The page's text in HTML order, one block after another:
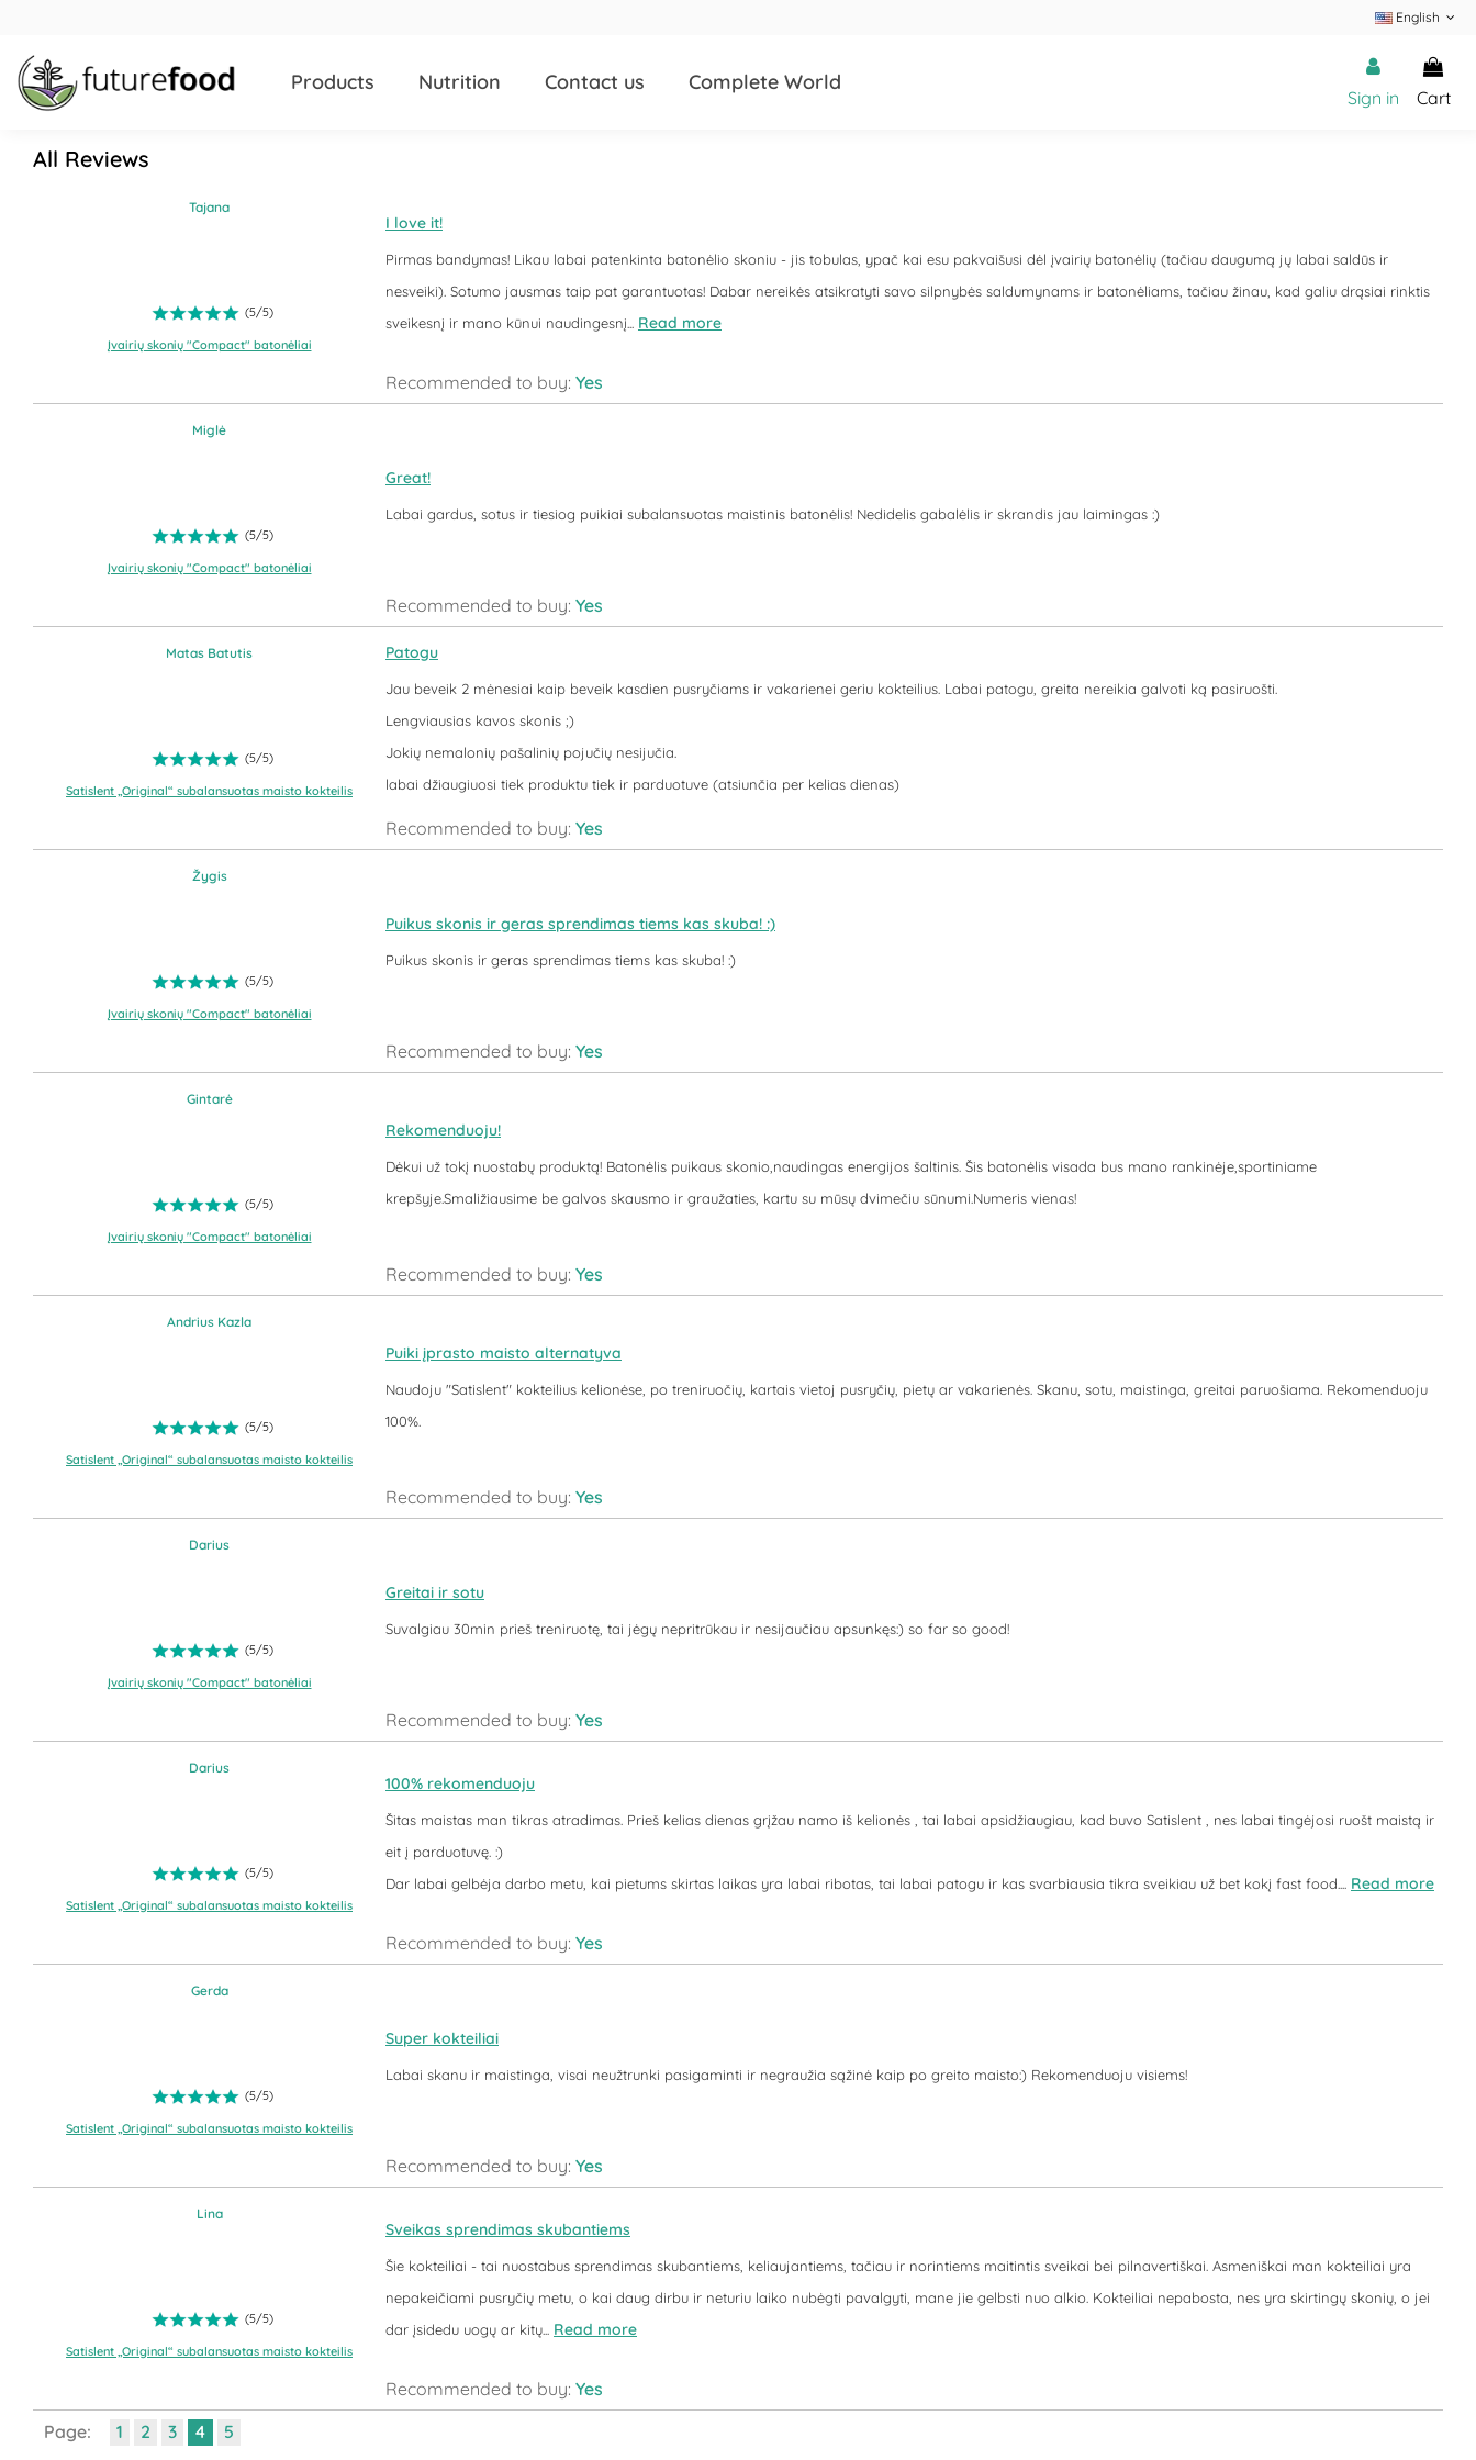
English
Products Nutrition Contact us Complete World
Sign in Cart
All Reviews
Tajana
(5/5)
Įvairių skonių "Compact" batonėliai
I love it!
Pirmas bandymas! Likau labai patenkinta batonėlio skoniu - jis tobulas, ypač kai esu pakvaišusi dėl įvairių batonėlių (tačiau daugumą jų labai saldūs ir
nesveiki). Sotumo jausmas taip pat garantuotas! Dabar nereikės atsikratyti savo silpnybės saldumynams ir batonėliams, tačiau žinau, kad galiu drąsiai rinktis
sveikesnį ir mano kūnui naudingesnį... Read more
Recommended to buy: Yes
Miglė
(5/5)
Įvairių skonių "Compact" batonėliai
Great!
Labai gardus, sotus ir tiesiog puikiai subalansuotas maistinis batonėlis! Nedidelis gabalėlis ir skrandis jau laimingas :)
Recommended to buy: Yes
Matas Batutis
(5/5)
Satislent „Original“ subalansuotas maisto kokteilis
Patogu
Jau beveik 2 mėnesiai kaip beveik kasdien pusryčiams ir vakarienei geriu kokteilius. Labai patogu, greita nereikia galvoti ką pasiruošti.
Lengviausias kavos skonis ;)
Jokių nemalonių pašalinių pojučių nesijučia.
labai džiaugiuosi tiek produktu tiek ir parduotuve (atsiunčia per kelias dienas)
Recommended to buy: Yes
Žygis
(5/5)
Įvairių skonių "Compact" batonėliai
Puikus skonis ir geras sprendimas tiems kas skuba! :)
Puikus skonis ir geras sprendimas tiems kas skuba! :)
Recommended to buy: Yes
Gintarė
(5/5)
Įvairių skonių "Compact" batonėliai
Rekomenduoju!
Dėkui už tokį nuostabų produktą! Batonėlis puikaus skonio,naudingas energijos šaltinis. Šis batonėlis visada bus mano rankinėje,sportiniame
krepšyje.Smaližiausime be galvos skausmo ir graužaties, kartu su mūsų dvimečiu sūnumi.Numeris vienas!
Recommended to buy: Yes
Andrius Kazla
(5/5)
Satislent „Original“ subalansuotas maisto kokteilis
Puiki įprasto maisto alternatyva
Naudoju "Satislent" kokteilius kelionėse, po treniruočių, kartais vietoj pusryčių, pietų ar vakarienės. Skanu, sotu, maistinga, greitai paruošiama. Rekomenduoju
100%.
Recommended to buy: Yes
Darius
(5/5)
Įvairių skonių "Compact" batonėliai
Greitai ir sotu
Suvalgiau 30min prieš treniruotę, tai jėgų nepritrūkau ir nesijaučiau apsunkęs:) so far so good!
Recommended to buy: Yes
Darius
(5/5)
Satislent „Original“ subalansuotas maisto kokteilis
100% rekomenduoju
Šitas maistas man tikras atradimas. Prieš kelias dienas grįžau namo iš kelionės , tai labai apsidžiaugiau, kad buvo Satislent , nes labai tingėjosi ruošt maistą ir
eit į parduotuvę. :)
Dar labai gelbėja darbo metu, kai pietums skirtas laikas yra labai ribotas, tai labai patogu ir kas svarbiausia tikra sveikiau už bet kokį fast food.... Read more
Recommended to buy: Yes
Gerda
(5/5)
Satislent „Original“ subalansuotas maisto kokteilis
Super kokteiliai
Labai skanu ir maistinga, visai neužtrunki pasigaminti ir negraužia sąžinė kaip po greito maisto:) Rekomenduoju visiems!
Recommended to buy: Yes
Lina
(5/5)
Satislent „Original“ subalansuotas maisto kokteilis
Sveikas sprendimas skubantiems
Šie kokteiliai - tai nuostabus sprendimas skubantiems, keliaujantiems, tačiau ir norintiems maitintis sveikai bei pilnavertiškai. Asmeniškai man kokteiliai yra
nepakeičiami pusryčių metu, o kai daug dirbu ir neturiu laiko nubėgti pavalgyti, mane jie gelbsti nuo alkio. Kokteiliai nepabosta, nes yra skirtingų skonių, o jei
dar įsidedu uogų ar kitų... Read more
Recommended to buy: Yes
Page:
1 2 3 4 5